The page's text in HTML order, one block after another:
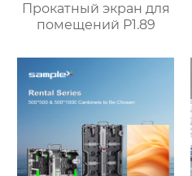
Прокатный экран для
помещений P1.89